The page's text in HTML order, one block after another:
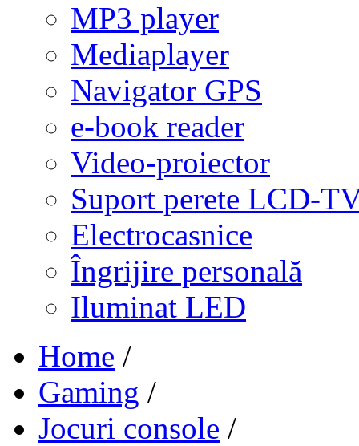
MP3 player
Mediaplayer
Navigator GPS
e-book reader
Video-proiector
Suport perete LCD-
Electrocasnice
Îngrijire personală
Iluminat LED
Home /
Gaming /
Jocuri console /